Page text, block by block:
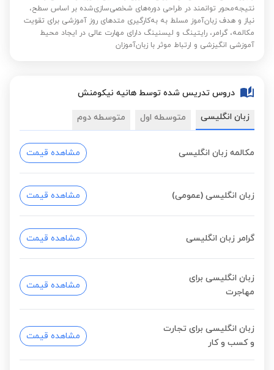
نتیجه‌محور توانمند در طراحی دوره‌های شخصی‌سازی‌شده بر اساس سطح،
نیاز و هدف زبان‌آموز مسلط به به‌کارگیری متدهای روز آموزشی برای تقویت
مکالمه، گرامر، رایتینگ و لیسنینگ دارای مهارت عالی در ایجاد محیط
آموزشی انگیزشی و ارتباط موثر با زبان‌آموزان
دروس تدریس شده توسط هانیه نیکومنش
زبان انگلیسی متوسطه اول متوسطه دوم
مکالمه زبان انگلیسی مشاهده قیمت
زبان انگلیسی (عمومی) مشاهده قیمت
گرامر زبان انگلیسی مشاهده قیمت
زبان انگلیسی برای
مهاجرت
مشاهده قیمت
زبان انگلیسی برای تجارت
و کسب و کار
مشاهده قیمت